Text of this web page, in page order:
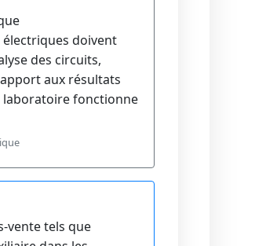
électriques doivent
des circuits,
aux résultats
laboratoire fonctionne
vente tels que